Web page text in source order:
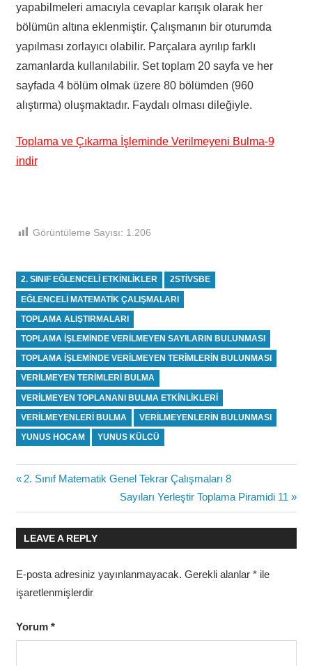
yapabilmeleri amacıyla cevaplar karışık olarak her
bölümün altına eklenmiştir. Çalışmanın bir oturumda
yapılması zorlayıcı olabilir. Parçalara ayrılıp farklı
zamanlarda kullanılabilir. Set toplam 20 sayfa ve her
sayfada 4 bölüm olmak üzere 80 bölümden (960
alıştırma) oluşmaktadır. Faydalı olması dileğiyle.
Toplama ve Çıkarma İşleminde Verilmeyeni Bulma-9
indir
Görüntüleme Sayısı: 1.206
2. SINIF EĞLENCELI ETKINLIKLER 2STIVSBE
EĞLENCELI MATEMATIK ÇALIŞMALARI
TOPLAMA ALIŞTIRMALARI
TOPLAMA IŞLEMINDE VERILMEYEN SAYILARIN BULUNMASI
TOPLAMA IŞLEMINDE VERILMEYEN TERIMLERIN BULUNMASI
VERILMEYEN TERIMLERI BULMA
VERILMEYEN TOPLANANI BULMA ETKINLIKLERI
VERILMEYENLERI BULMA VERILMEYENLERIN BULUNMASI
YUNUS HOCAM YUNUS KÜLCÜ
Yazı
gezinmesi
Previous
2. Sınıf Matematik Genel Tekrar Çalışmaları 8
Next
Post:
Sayıları Yerleştir Toplama Piramidi 11
LEAVE A REPLY
E-posta adresiniz yayınlanmayacak. Gerekli alanlar *ile
işaretlenmişlerdir
Yorum *